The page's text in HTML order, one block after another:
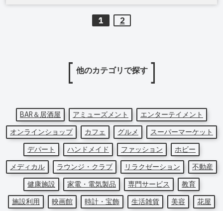
1 2
他のカテゴリで探す
BAR＆居酒屋 アミューズメント
エンターテイメント
オンラインショップ
カフェ グルメ
スーパーマーケット
デパート
ハンドメイド ファッション
ホビー
メディカル
ラウンジ・クラブ リラクゼーション
不動産
健康施設
家電・電気製品 専門サービス
教育
施設利用
映画館 時計・宝飾 生活雑貨 美容
花屋